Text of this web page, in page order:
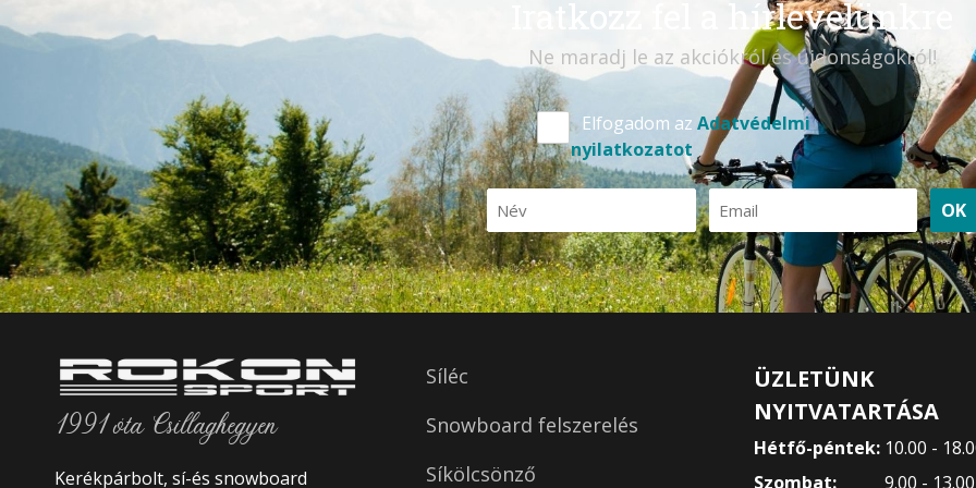
Iratkozz fel a hírlevelünkre
Ne maradj le az akciókról és újdonságokról!
Elfogadom az Adatvédelmi
nyilatkozatot
OK
1991 óta Csillaghegyen
Kerékpárbolt, sí-és snowboard
Síléc
Snowboard felszerelés
Síkölcsönző
ÜZLETÜNK
NYITVATARTÁSA
Hétfő-péntek: 10.00 -
Szombat:
9.00 -